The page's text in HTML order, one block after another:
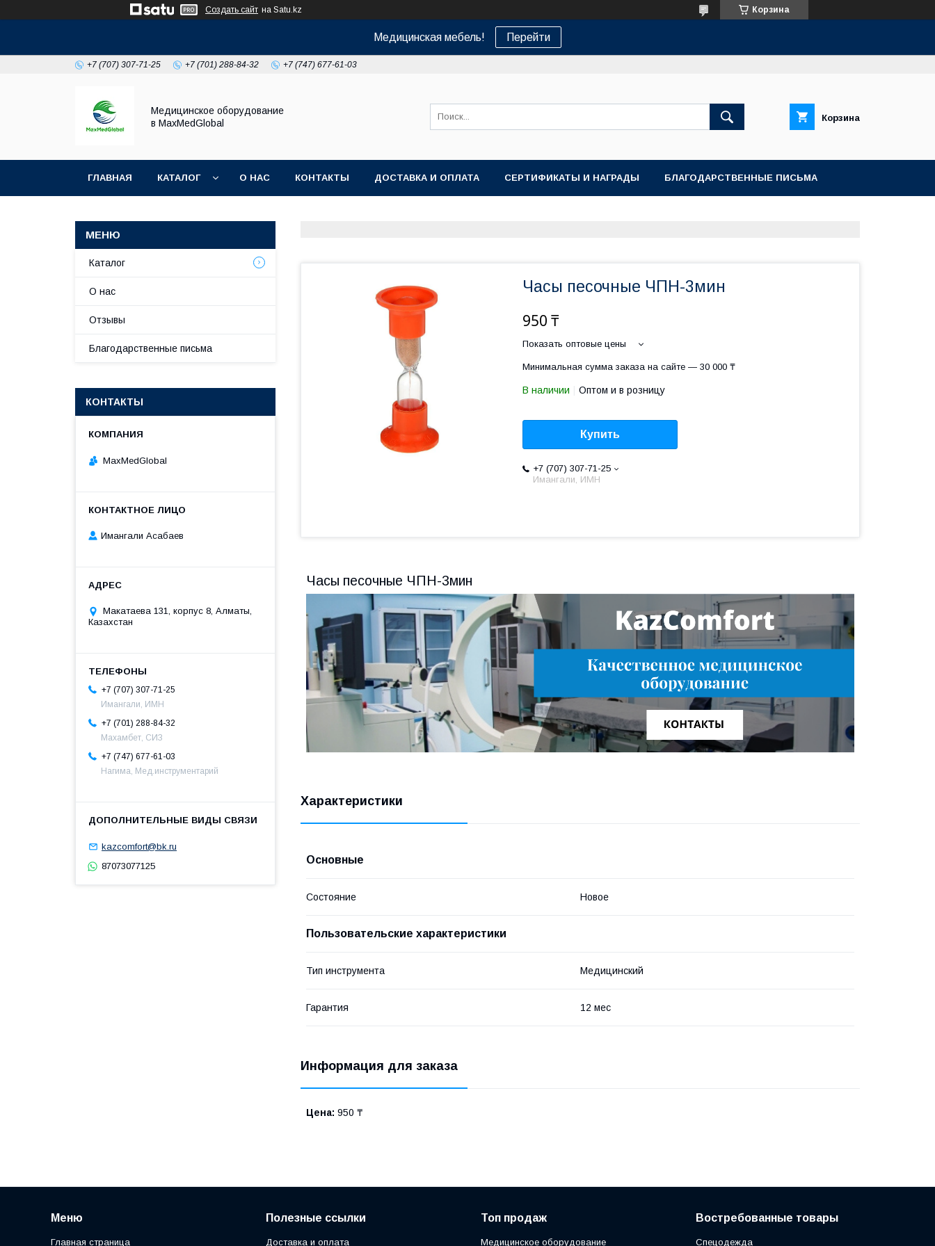
Создать сайт на Satu.kz Корзина
Медицинская мебель! Перейти
+7 (707) 307-71-25 +7 (701) 288-84-32 +7 (747) 677-61-03
Медицинское оборудование
в MaxMedGlobal
Корзина
ГЛАВНАЯ КАТАЛОГ О НАС КОНТАКТЫ ДОСТАВКА И ОПЛАТА СЕРТИФИКАТЫ И НАГРАДЫ БЛАГОДАРСТВЕННЫЕ ПИСЬМА
Часы песочные ЧПН-3мин
950 ₸
Показать оптовые цены
Минимальная сумма заказа на сайте — 30 000 ₸
В наличии Оптом и в розницу
Купить
+7 (707) 307-71-25
Имангали, ИМН
Часы песочные ЧПН-3мин
Характеристики
Основные
Состояние Новое
Пользовательские характеристики
Тип инструмента Медицинский
Гарантия 12 мес
Информация для заказа
Цена: 950 ₸
Каталог
О нас
Отзывы
Благодарственные письма
КОНТАКТЫ
MaxMedGlobal
Имангали Асабаев
Макатаева 131, корпус 8, Алматы,
Казахстан
+7 (707) 307-71-25
Имангали, ИМН
+7 (701) 288-84-32
Махамбет, СИЗ
+7 (747) 677-61-03
Нагима, Мед.инструментарий
kazcomfort@bk.ru
87073077125
Меню
Главная страница
Полезные ссылки
Доставка и оплата
Топ продаж
Медицинское оборудование
Востребованные товары
Спецодежда